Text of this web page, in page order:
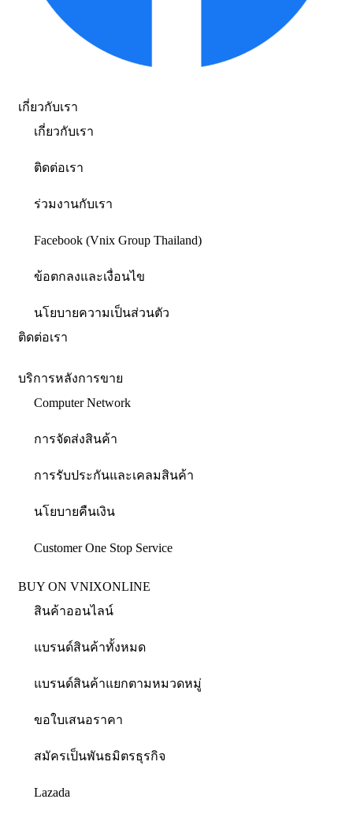
เกี่ยวกับเรา
เกี่ยวกับเรา
ติดต่อเรา
ร่วมงานกับเรา
Facebook (Vnix Group Thailand)
ข้อตกลงและเงื่อนไข
นโยบายความเป็นส่วนตัว
ติดต่อเรา
บริการหลังการขาย
Computer Network
การจัดส่งสินค้า
การรับประกันและเคลมสินค้า
นโยบายคืนเงิน
Customer One Stop Service
BUY ON VNIXONLINE
สินค้าออนไลน์
แบรนด์สินค้าทั้งหมด
แบรนด์สินค้าแยกตามหมวดหมู่
ขอใบเสนอราคา
สมัครเป็นพันธมิตรธุรกิจ
Lazada